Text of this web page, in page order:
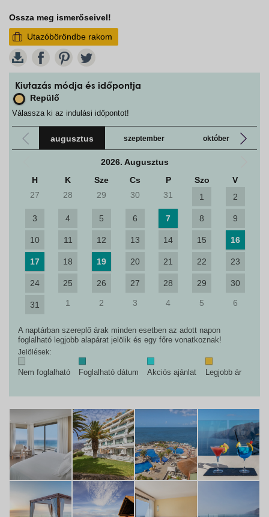
Ossza meg ismerőseivel!
Utazóböröndbe rakom
Kiutazás módja és időpontja
Repülő
Válassza ki az indulási időpontot!
augusztus szeptember október
2026. Augusztus
H
K Sze Cs P Szo
V
27
28 29 30 31 1 2
3 4 5 6 7 8 9
10 11 12 13 14 15 16
17 18 19 20 21 22 23
24 25 26 27 28 29 30
31 1 2 3 4 5 6
A naptárban szereplő árak minden esetben az adott napon
foglalható legjobb alapárat jelölik és egy főre vonatkoznak!
Jelölések:
Nem foglalható Foglalható dátum Akciós ajánlat Legjobb ár